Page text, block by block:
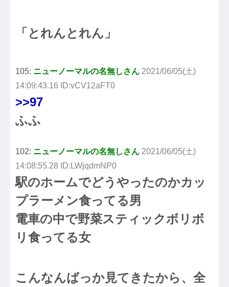
「とれんとれん」
105: ニューノーマルの名無しさん 2021/06/05(土)
14:09:43.16 ID:vCV12aFT0
>>97
ふふ
102: ニューノーマルの名無しさん 2021/06/05(土)
14:08:55.28 ID:LWjqdmNP0
駅のホームでどうやったのかカッ
プラーメン食ってる男
電車の中で野菜スティックボリボ
リ食ってる女
こんなんばっか見てきたから、全